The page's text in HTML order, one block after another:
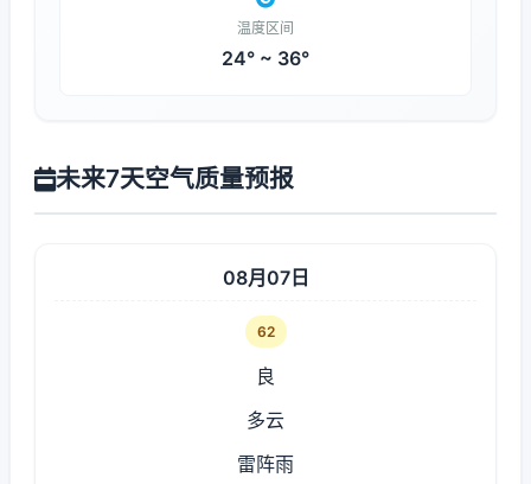
温度区间
24° ~ 36°
未来7天空气质量预报
08月07日
62
良
多云
雷阵雨